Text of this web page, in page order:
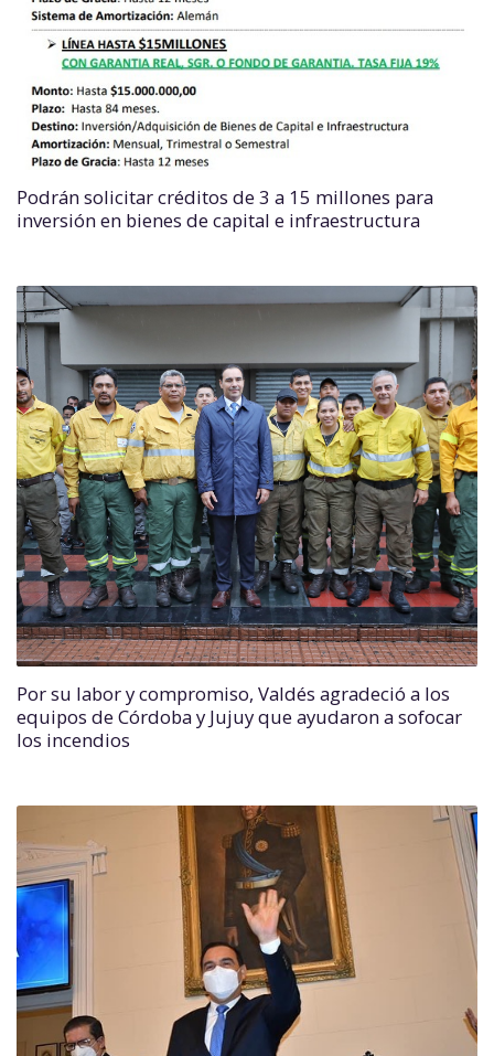
Podrán solicitar créditos de 3 a 15 millones para
inversión en bienes de capital e infraestructura
Por su labor y compromiso, Valdés agradeció a los
equipos de Córdoba y Jujuy que ayudaron a sofocar
los incendios